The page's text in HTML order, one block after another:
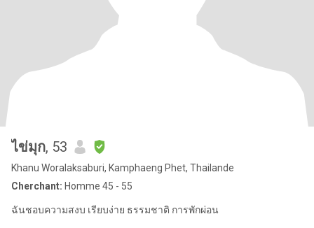
ไข่มุก, 53
Khanu Woralaksaburi, Kamphaeng Phet, Thailande
Cherchant: Homme 45 - 55
ฉันชอบความสงบ เรียบง่าย ธรรมชาติ การพักผ่อน